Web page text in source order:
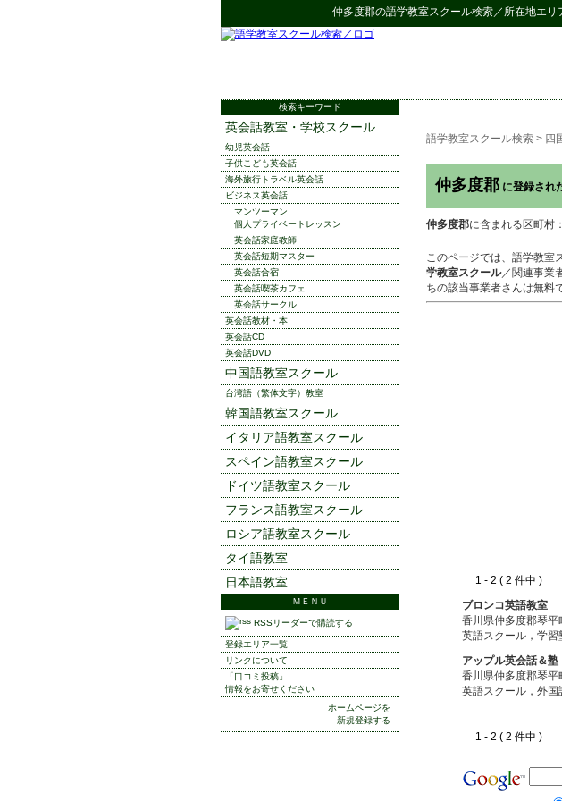
仲多度郡の語学教室スクール検索／所在地エリ
語学教室スクール検索 > 四
仲多度郡 に登録され
仲多度郡に含まれる区町村
このページでは、語学教室
学教室スクール／関連事業
ちの該当事業者さんは無料
1 - 2 ( 2 件中 )
ブロンコ英語教室
香川県仲多度郡琴平
英語スクール，学習
アップル英会話＆塾
香川県仲多度郡琴平
英語スクール，外
1 - 2 ( 2 件中 )
検索キーワード
英会話教室・学校スクール
幼児英会話
子供こども英会話
海外旅行トラベル英会話
ビジネス英会話
マンツーマン
個人プライベートレッスン
英会話家庭教師
英会話短期マスター
英会話合宿
英会話喫茶カフェ
英会話サークル
英会話教材・本
英会話CD
英会話DVD
中国語教室スクール
台湾語（繁体文字）教室
韓国語教室スクール
イタリア語教室スクール
スペイン語教室スクール
ドイツ語教室スクール
フランス語教室スクール
ロシア語教室スクール
タイ語教室
日本語教室
ＭＥＮＵ
RSSリーダーで購読する
登録エリア一覧
リンクについて
「口コミ投稿」
情報をお寄せください
ホームページを
新規登録する